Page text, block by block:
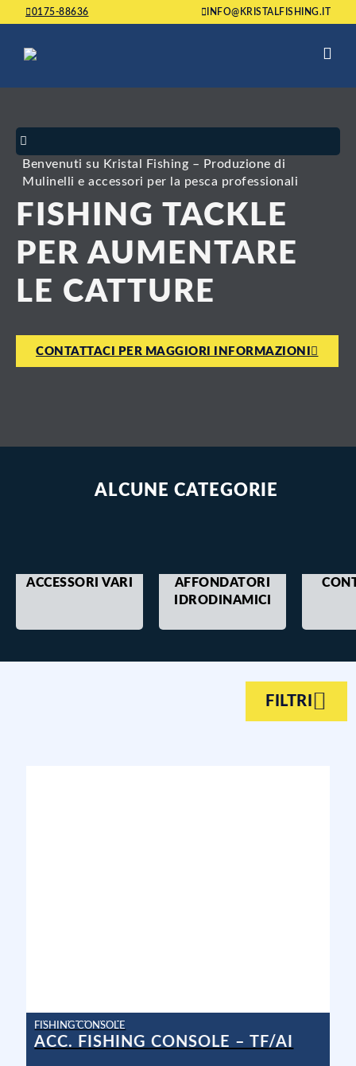
0175-88636 INFO@KRISTALFISHING.IT
Benvenuti su Kristal Fishing – Produzione di
Mulinelli e accessori per la pesca professionali
FISHING TACKLE
PER AUMENTARE
LE CATTURE
CONTATTACI PER MAGGIORI INFORMAZIONI
ALCUNE CATEGORIE
ACCESSORI VARI
AFFONDATORI
IDRODINAMICI
FILTRI
FISHING CONSOLE
ACC. FISHING CONSOLE – TF/AI